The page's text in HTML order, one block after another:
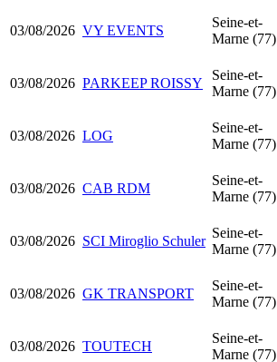
03/08/2026 VY EVENTS
Seine-et-
Marne (77)
03/08/2026 PARKEEP ROISSY
Seine-et-
Marne (77)
03/08/2026 LOG
Seine-et-
Marne (77)
03/08/2026 CAB RDM
Seine-et-
Marne (77)
03/08/2026 SCI Miroglio Schuler
Seine-et-
Marne (77)
03/08/2026 GK TRANSPORT
Seine-et-
Marne (77)
03/08/2026 TOUTECH
Seine-et-
Marne (77)